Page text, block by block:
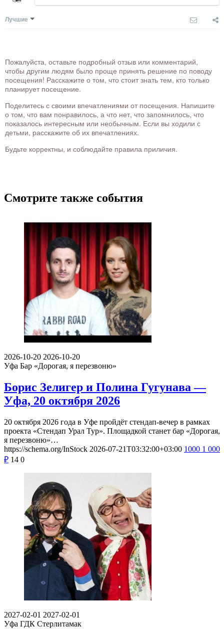
Лучшие
Пожалуйста, оставьте подробный отзыв или комментарий,
чтобы другим людям было проще принять решение по поводу
посещения! Расскажите о том, что стоит знать тем, кто только
планирует посещение.
Поделитесь с своими впечатлениями от посещения. Напишите
о том, что вам понравилось, а что нет, что запомнилось, что
показалось интересным или необычным. Если вы ходили с
детьми, расскажите об их впечатлениях.
Будьте корректны, и соблюдайте правила приличия.
Смотрите также события
2026-10-20 2026-10-20
Уфа Бар «Дорогая, я перезвоню»
Борис Зелигер и Полина Гугунава —
Уфа, 20 октября 2026
20 октября 2026 года в Уфе пройдёт стендап-вечер в рамках
проекта «Стендап Урал Тур». Площадкой станет бар «Дорогая,
я перезвоню»…
https://schema.org/InStock 2026-07-21T03:32:00+03:00 1000 1 000
₽ 14 0
2027-02-01 2027-02-01
Уфа ГДК Стерлитамак